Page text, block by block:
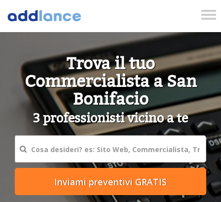
Trova il tuo
Commercialista a San
Bonifacio
3 professionisti vicino a te